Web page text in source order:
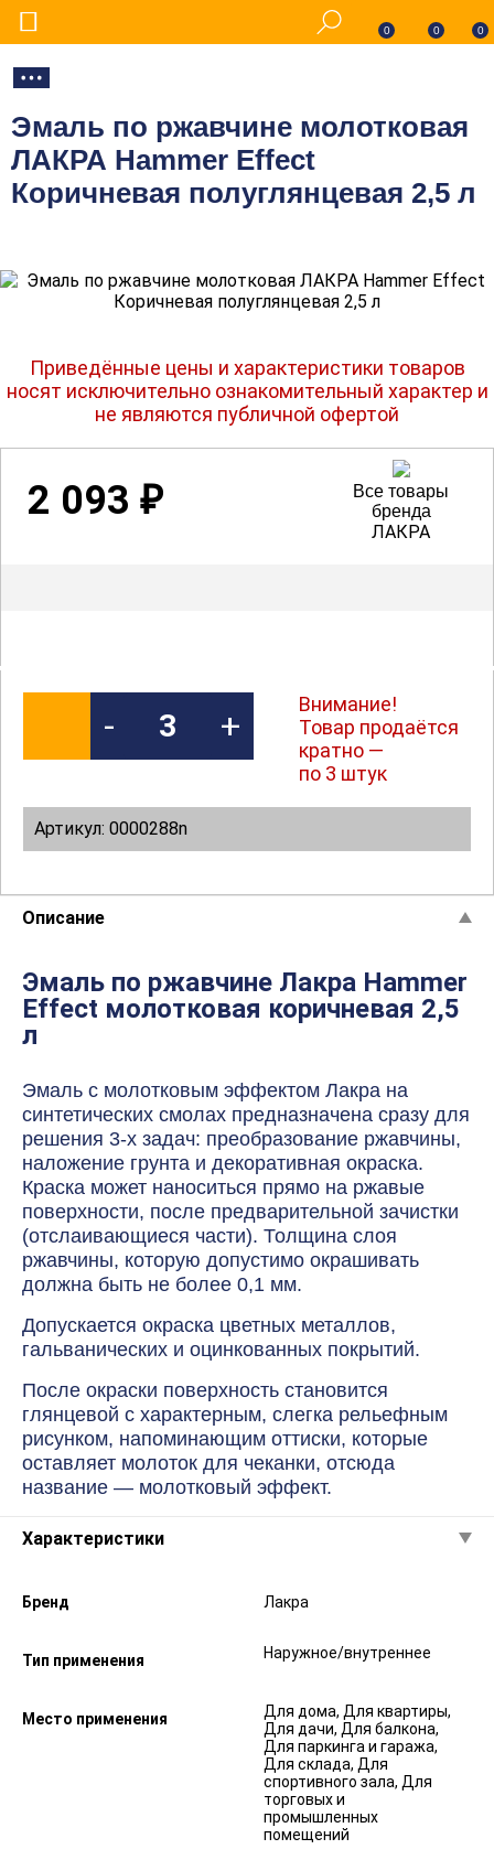
0 0 0
Эмаль по ржавчине молотковая
ЛАКРА Hammer Effect
Коричневая полуглянцевая 2,5 л
Приведённые цены и характеристики товаров
носят исключительно ознакомительный характер и
не являются публичной офертой
2 093₽
Все товары
бренда
ЛАКРА
- +
Внимание!
Товар продаётся
кратно —
по 3 штук
Артикул: 0000288n
Описание
Эмаль по ржавчине Лакра Hammer
Effect молотковая коричневая 2,5
л
Эмаль с молотковым эффектом Лакра на
синтетических смолах предназначена сразу для
решения 3-х задач: преобразование ржавчины,
наложение грунта и декоративная окраска.
Краска может наноситься прямо на ржавые
поверхности, после предварительной зачистки
(отслаивающиеся части). Толщина слоя
ржавчины, которую допустимо окрашивать
должна быть не более 0,1 мм.
Допускается окраска цветных металлов,
гальванических и оцинкованных покрытий.
После окраски поверхность становится
глянцевой с характерным, слегка рельефным
рисунком, напоминающим оттиски, которые
оставляет молоток для чеканки, отсюда
название — молотковый эффект.
Характеристики
Бренд Лакра
Тип применения Наружное/внутреннее
Место применения
Для дома, Для квартиры,
Для дачи, Для балкона,
Для паркинга и гаража,
Для склада, Для
спортивного зала, Для
торговых и
промышленных
помещений